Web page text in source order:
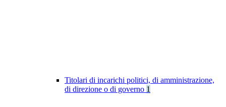
Titolari di incarichi politici, di amministrazione,
di direzione o di governo 1